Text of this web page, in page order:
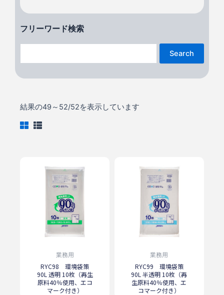
フリーワード検索
Search
結果の49～52/52を表示しています
業務用
RYC98 環境袋策
90L 透明 10枚（再生
原料40％使用、エコ
マーク付き）
業務用
RYC99 環境袋策
90L 半透明 10枚（再
生原料40％使用、エ
コマーク付き）